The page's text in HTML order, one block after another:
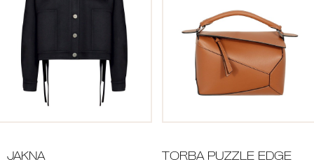
JAKNA
TORBA PUZZLE EDGE